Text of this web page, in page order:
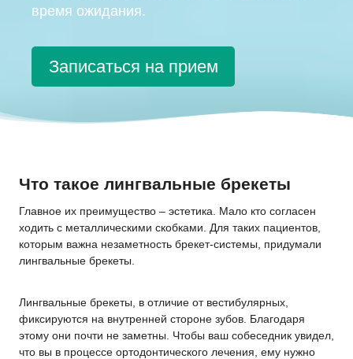
время ожидания.
Записаться на прием
Что такое лингвальные брекеты
Главное их преимущество – эстетика. Мало кто согласен
ходить с металлическими скобками. Для таких пациентов,
которым важна незаметность брекет-системы, придумали
лингвальные брекеты.
Лингвальные брекеты, в отличие от вестибулярных,
фиксируются на внутренней стороне зубов. Благодаря
этому они почти не заметны. Чтобы ваш собеседник увидел,
что вы в процессе ортодонтического лечения, ему нужно